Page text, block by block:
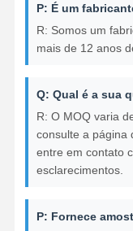
P: É um
R: Somos um
mais de 12 anos
Q: Qual é a sua
R: O MOQ varia
consulte a página
entre em contato
esclarecimentos.
P: Fornece